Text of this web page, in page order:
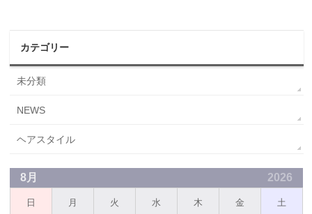
カテゴリー
未分類
NEWS
ヘアスタイル
8月 2026
日 月 火 水 木 金 土